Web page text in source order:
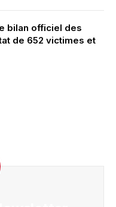
bilan officiel des
de 652 victimes et